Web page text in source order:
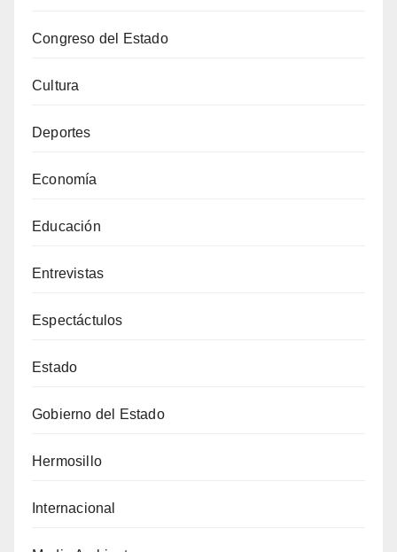
Congreso del Estado
Cultura
Deportes
Economía
Educación
Entrevistas
Espectáctulos
Estado
Gobierno del Estado
Hermosillo
Internacional